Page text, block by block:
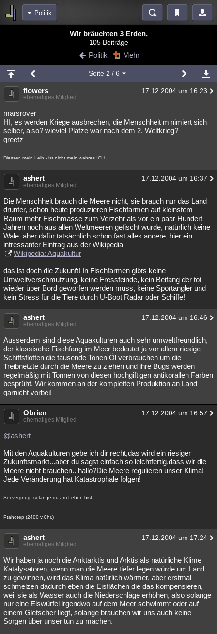
Politik
Blogs Videos
Chat Wiki Neuigkeiten
meine Rubriken
Menschen Mystery Kriminalfälle
Spiritualität
Natur Umfragen Unterhaltung
weitere Rubriken
Philosophie Träume Orte
Astronomie Gaming Filme
Musik Clash Verbesserungen Allmystery English
Übersichten
Besucht Teilgenommen Alle Neue Geschlossen
Lesenswert Schlüsselwörter
Wir bräuchten 3 Erden,
105 Beiträge
Politik Mehr
Seite 2 / 6
flowers 17.12.2004 um 16:23
ehemaliges Mitglied
marsrover
HI, es werden Kriege ausbrechen, die Menschheit minimiert sich
selber, also? wieviel Platze war nach dem 2. Weltkrieg?
greetz
Diesser, mein Leib - ist nicht mein wahres ICH...
ashert 17.12.2004 um 16:37
ehemaliges Mitglied
Die Menschheit brauch die Meere nicht, sie brauch nur das Land
drunter, schon heute produzieren Fischfarmen auf kleinstem
Raum mehr Fischmasse zum Verzehr als vor ein paar Hundert
Jahren noch aus allen Weltmeeren gefischt wurde, natürlich keine
Wale, aber dafür tatsächlich schon fast alles andere, hier ein
intressanter Eintrag aus der Wikipedia:
Wikipedia: Aquakultur
das ist doch die Zukunft! In Fischfarmen gibts keine
Umweltverschmutzung, keine Fressfeinde, kein Beifang der tot
wieder über Bord geworfen werden muss, keine Sportangler und
kein Stress für die Tiere durch U-Boot Radar oder Schiffe!
ashert 17.12.2004 um 16:46
ehemaliges Mitglied
Ausserdem sind diese Aquakulturen auch sehr umweltfreundlich,
der klassische Fischfang im Meer bedeutet ja vor allem riesige
Schiffsflotten die tausende Tonen Öl verbrauchen um die
Treibnetzte durch die Meere zu ziehen und ihre Bugs werden
regelmäßig mit Tonnen von diesen hochgiftigen antikorallen Farben
besprüht. Wir kommen an der kompletten Produktion an Land
garnicht vorbei!
Obrien 17.12.2004 um 16:57
ehemaliges Mitglied
@ashert
Mit den Aquakulturen gebe ich dir recht,das wird ein riesiger
Zukunftsmarkt...aber du sagst einfach so leichtfertig,dass wir die
Meere nicht brauchen...hallo?Die Meere regulieren unser Klima!
Jede Veränderung hat Katastrophale folgen!
Sei vergnügt solange du am Leben bist...
Ptahotep (2400 v.Chr.)
ashert 17.12.2004 um 17:24
ehemaliges Mitglied
Wir haben ja noch die Anktarktis und Arktis als natürliche Klime
Katalysatoren, wenn man die Meere tiefer legen würde um Land
zu gewinnen, wird das Klima natürlich wärmer, aber erstmal
schmelzen dadurch eben die Eisflächen die das kompensieren,
weil sie als Wasser auch die Niederschläge erhöhen, also solange
nur eine Eiswürfel irgendwo auf dem Meer schwimmt oder auf
einem Gletscher liegt, solange brauchen wir uns auch keine
Sorgen über unser tun zu machen.